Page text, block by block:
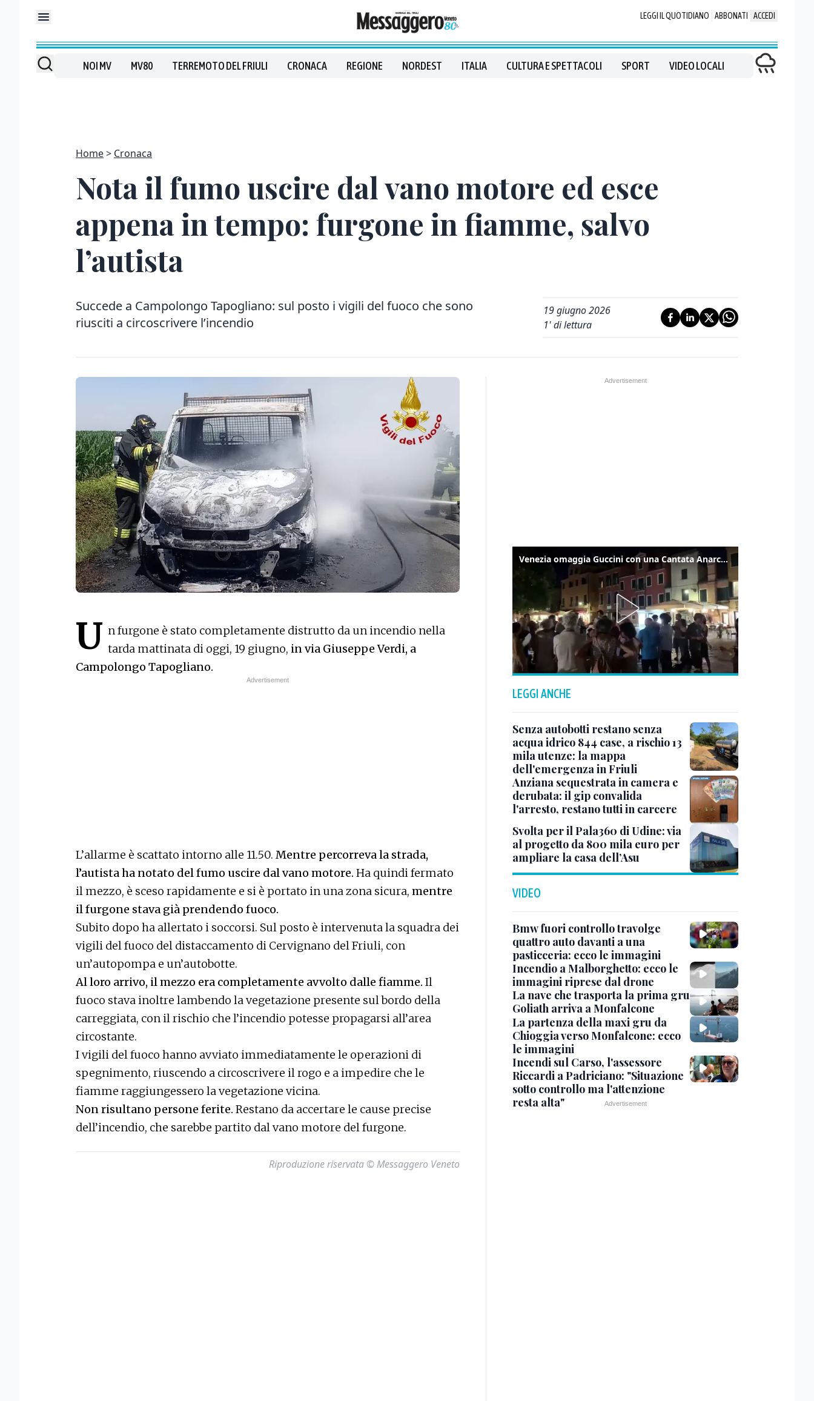
LEGGI IL QUOTIDIANO ABBONATI ACCEDI
NOI MV MV80 TERREMOTO DEL FRIULI CRONACA REGIONE NORDEST ITALIA CULTURA E SPETTACOLI SPORT VIDEO LOCALI
Home Cronaca
Nota il fumo uscire dal vano motore ed esce
appena in tempo: furgone in fiamme, salvo
l’autista
Succede a Campolongo Tapogliano: sul posto i vigili del fuoco che sono
riusciti a circoscrivere l’incendio
19 giugno 2026
1' di lettura
U n furgone è stato completamente distrutto da un incendio nella
tarda mattinata di oggi, 19 giugno, in via Giuseppe Verdi, a
Campolongo Tapogliano.
L’allarme è scattato intorno alle 11.50. Mentre percorreva la strada,
l’autista ha notato del fumo uscire dal vano motore. Ha quindi fermato
il mezzo, è sceso rapidamente e si è portato in una zona sicura, mentre
il furgone stava già prendendo fuoco.
Subito dopo ha allertato i soccorsi. Sul posto è intervenuta la squadra dei
vigili del fuoco del distaccamento di Cervignano del Friuli, con
un’autopompa e un’autobotte.
Al loro arrivo, il mezzo era completamente avvolto dalle fiamme. Il
fuoco stava inoltre lambendo la vegetazione presente sul bordo della
carreggiata, con il rischio che l’incendio potesse propagarsi all’area
circostante.
I vigili del fuoco hanno avviato immediatamente le operazioni di
spegnimento, riuscendo a circoscrivere il rogo e a impedire che le
fiamme raggiungessero la vegetazione vicina.
Non risultano persone ferite. Restano da accertare le cause precise
dell’incendio, che sarebbe partito dal vano motore del furgone.
Riproduzione riservata © Messaggero Veneto
Venezia omaggia Guccini con una Cantata Anarchica in campo Santa Margherita
LEGGI ANCHE
Senza autobotti restano senza
acqua idrico 844 case, a rischio 13
mila utenze: la mappa
dell'emergenza in Friuli
Anziana sequestrata in camera e
derubata: il gip convalida
l'arresto, restano tutti in carcere
Svolta per il Pala360 di Udine: via
al progetto da 800 mila euro per
ampliare la casa dell’Asu
VIDEO
Bmw fuori controllo travolge
quattro auto davanti a una
pasticceria: ecco le immagini
Incendio a Malborghetto: ecco le
immagini riprese dal drone
La nave che trasporta la prima gru
Goliath arriva a Monfalcone
La partenza della maxi gru da
Chioggia verso Monfalcone: ecco
le immagini
Incendi sul Carso, l'assessore
Riccardi a Padriciano: "Situazione
sotto controllo ma l'attenzione
resta alta"